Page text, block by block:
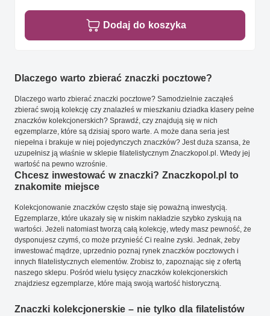
Dodaj do koszyka
Dlaczego warto zbierać znaczki pocztowe?
Dlaczego warto zbierać znaczki pocztowe? Samodzielnie zacząłeś
zbierać swoją kolekcję czy znalazłeś w mieszkaniu dziadka klasery pełne
znaczków kolekcjonerskich? Sprawdź, czy znajdują się w nich
egzemplarze, które są dzisiaj sporo warte. A może dana seria jest
niepełna i brakuje w niej pojedynczych znaczków? Jest duża szansa, że
uzupełnisz ją właśnie w sklepie filatelistycznym Znaczkopol.pl. Wtedy jej
wartość na pewno wzrośnie.
Chcesz inwestować w znaczki? Znaczkopol.pl to
znakomite miejsce
Kolekcjonowanie znaczków często staje się poważną inwestycją.
Egzemplarze, które ukazały się w niskim nakładzie szybko zyskują na
wartości. Jeżeli natomiast tworzą całą kolekcję, wtedy masz pewność, że
dysponujesz czymś, co może przynieść Ci realne zyski. Jednak, żeby
inwestować mądrze, uprzednio poznaj rynek znaczków pocztowych i
innych filatelistycznych elementów. Zrobisz to, zapoznając się z ofertą
naszego sklepu. Pośród wielu tysięcy znaczków kolekcjonerskich
znajdziesz egzemplarze, które mają swoją wartość historyczną.
Znaczki kolekcjonerskie – nie tylko dla filatelistów